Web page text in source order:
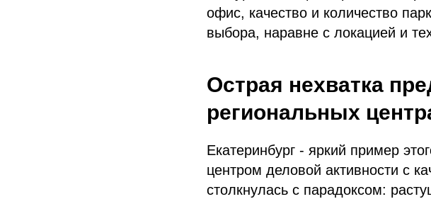
офис, качество и количество
выбора, наравне с локацией и
Острая нехватка
региональных
Екатеринбург - яркий пример
центром деловой активности с
столкнулась с парадоксом: